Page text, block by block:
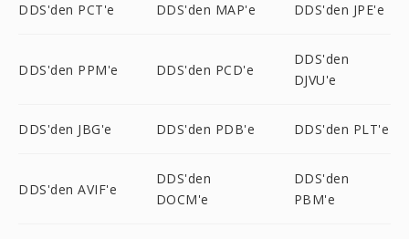
DDS'den PCT'e DDS'den MAP'e DDS'den JPE'e
DDS'den PPM'e DDS'den PCD'e
DDS'den
DJVU'e
DDS'den JBG'e DDS'den PDB'e DDS'den PLT'e
DDS'den AVIF'e
DDS'den
DOCM'e
DDS'den
PBM'e